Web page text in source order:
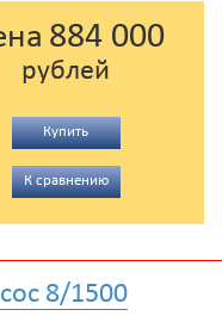
884 000
рублей
Купить
К сравнению
8/1500